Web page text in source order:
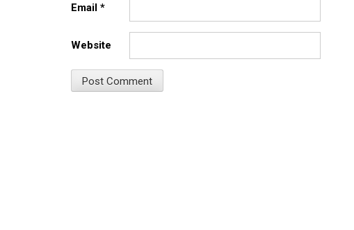
Email *
Website